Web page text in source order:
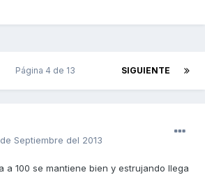
SIGUIENTE
Página 4 de 13
Septiembre del 2013
a 100 se mantiene bien y estrujando llega